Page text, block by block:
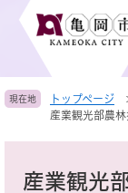
頭
す
飛
し
現在地 トップページ
産業観光部農
産業観光